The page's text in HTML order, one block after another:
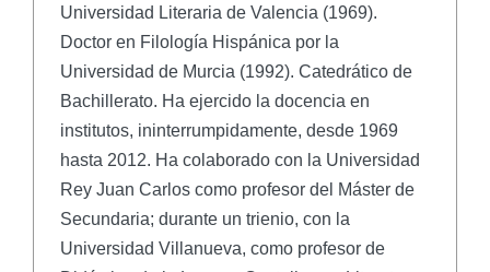
Universidad Literaria de Valencia (1969).
Doctor en Filología Hispánica por la
Universidad de Murcia (1992). Catedrático de
Bachillerato. Ha ejercido la docencia en
institutos, ininterrumpidamente, desde 1969
hasta 2012. Ha colaborado con la Universidad
Rey Juan Carlos como profesor del Máster de
Secundaria; durante un trienio, con la
Universidad Villanueva, como profesor de